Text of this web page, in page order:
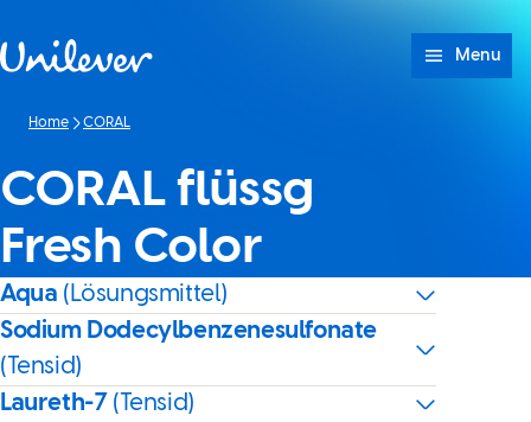
Menu
Home CORAL
CORAL flüssg
Fresh Color
Aqua (Lösungsmittel)
Sodium Dodecylbenzenesulfonate
(Tensid)
Laureth-7 (Tensid)